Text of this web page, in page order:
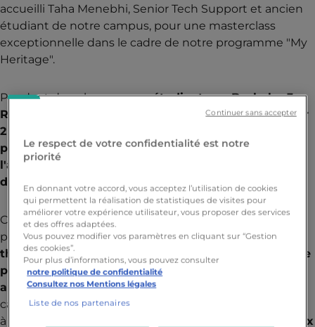
accueilli Taha Menebhi, Senior Tech Support et ancien
étudiant de notre campus, pour une masterclass
exceptionnelle dans le cadre de notre programme "My
Heritage".
Pendant deux heures,nos étudiants en Bachelor 3
Robotique, accompagnés des étudiants de Bachelor
2 Informatique que nous avions également conviés
pour l'occasion, ont découvert les réalités de
l'alternance en informatique à Bordeaux et les clés
d'une carrière tech épanouissante.
Cette rencontre s'inscrit pleinement dans notre vision
pédagogique :offrir bien plus qu'un enseignement
théorique, mais une véritable préparation au monde
professionnel grâce au partage d'expériences
authentiques.Taha a accepté de revenir sur son
campus pour transmettre son "héritage" professionnel
à la nouvelle génération,
créant ainsi un pont précieux
Le respect de votre confidentialité est notre
priorité
En donnant votre accord, vous acceptez l’utilisation de cookies
qui permettent la réalisation de statistiques de visites pour
améliorer votre expérience utilisateur, vous proposer des services
et des offres adaptées.
Vous pouvez modifier vos paramètres en cliquant sur “Gestion
des cookies”.
Pour plus d’informations, vous pouvez consulter
notre politique de confidentialité
Consultez nos Mentions légales
Liste de nos partenaires
Continuer sans accepter